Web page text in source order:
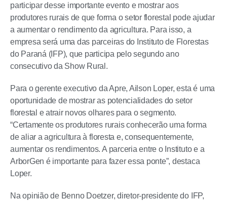
participar desse importante evento e mostrar aos
produtores rurais de que forma o setor florestal pode ajudar
a aumentar o rendimento da agricultura. Para isso, a
empresa será uma das parceiras do Instituto de Florestas
do Paraná (IFP), que participa pelo segundo ano
consecutivo da Show Rural.
Para o gerente executivo da Apre, Ailson Loper, esta é uma
oportunidade de mostrar as potencialidades do setor
florestal e atrair novos olhares para o segmento.
“Certamente os produtores rurais conhecerão uma forma
de aliar a agricultura à floresta e, consequentemente,
aumentar os rendimentos. A parceria entre o Instituto e a
ArborGen é importante para fazer essa ponte”, destaca
Loper.
Na opinião de Benno Doetzer, diretor-presidente do IFP,